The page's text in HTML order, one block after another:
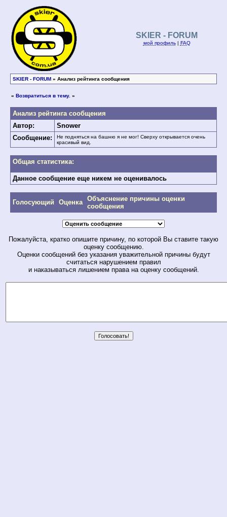
SKIER - FORUM
мой профиль| FAQ
SKIER - FORUM » Анализ рейтинга сообщения
« Возвратиться в тему. »
Анализ рейтинга сообщения
Автор:
Snower
Сообщение:
Не подняться на башню я не мог! Сверху открывается очень
красивый вид.
Общая статистика:
Данное сообщение еще никем не оценивалось
Голосующий Оценка Объяснение причины оценки
сообщения
Пожалуйста, кратко опишите причину, по которой Вы ставите такую
оценку сообщению.
Оценки сообщений без указания уважительной причины будут
считаться нарушением правил
и наказываться лишением права на оценку сообщений.